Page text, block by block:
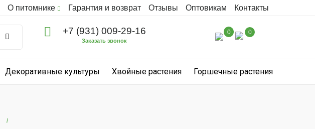
О питомнике Гарантия и возврат Отзывы Оптовикам Контакты
+7 (931) 009-29-16
Заказать звонок
0 0
Декоративные культуры Хвойные растения Горшечные растения